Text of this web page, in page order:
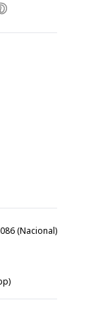
(Nacional)